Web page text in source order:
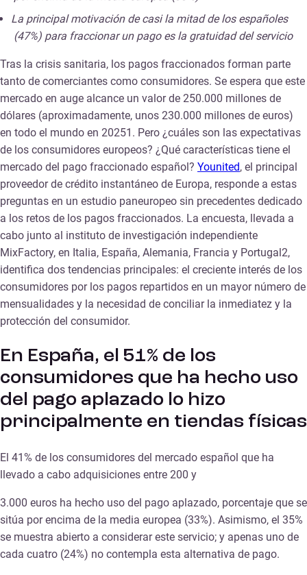
La principal motivación de casi la mitad de los españoles
(47%) para fraccionar un pago es la gratuidad del servicio
Tras la crisis sanitaria, los pagos fraccionados forman parte
tanto de comerciantes como consumidores. Se espera que este
mercado en auge alcance un valor de 250.000 millones de
dólares (aproximadamente, unos 230.000 millones de euros)
en todo el mundo en 20251. Pero ¿cuáles son las expectativas
de los consumidores europeos? ¿Qué características tiene el
mercado del pago fraccionado español? Younited, el principal
proveedor de crédito instantáneo de Europa, responde a estas
preguntas en un estudio paneuropeo sin precedentes dedicado
a los retos de los pagos fraccionados. La encuesta, llevada a
cabo junto al instituto de investigación independiente
MixFactory, en Italia, España, Alemania, Francia y Portugal2,
identifica dos tendencias principales: el creciente interés de los
consumidores por los pagos repartidos en un mayor número de
mensualidades y la necesidad de conciliar la inmediatez y la
protección del consumidor.
En España, el 51% de los
consumidores que ha hecho uso
del pago aplazado lo hizo
principalmente en tiendas físicas
El 41% de los consumidores del mercado español que ha
llevado a cabo adquisiciones entre 200 y
3.000 euros ha hecho uso del pago aplazado, porcentaje que se
sitúa por encima de la media europea (33%). Asimismo, el 35%
se muestra abierto a considerar este servicio; y apenas uno de
cada cuatro (24%) no contempla esta alternativa de pago.